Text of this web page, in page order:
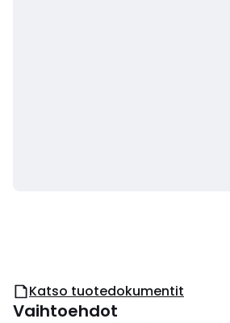
Katso tuotedokumentit
Vaihtoehdot